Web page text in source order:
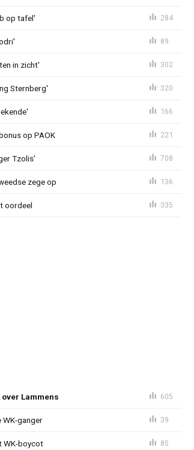
op tafel' 284
89
in zicht' 302
Sternberg' 320
166
op PAOK 221
Tzolis' 708
zege op 136
oordeel 335
Lammens 605
WK-ganger 39
WK-boycot 85